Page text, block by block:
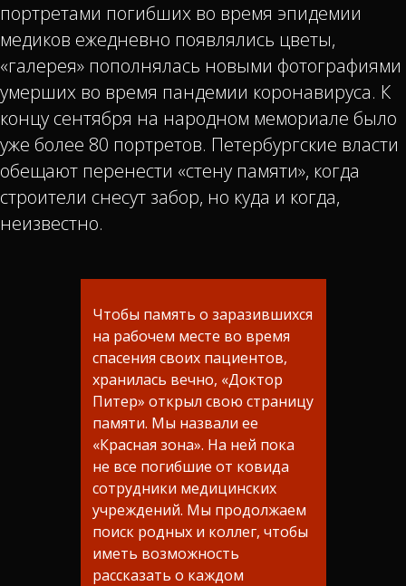
портретами погибших во время эпидемии
медиков ежедневно появлялись цветы,
«галерея» пополнялась новыми фотографиями
умерших во время пандемии коронавируса. К
концу сентября на народном мемориале было
уже более 80 портретов. Петербургские власти
обещают перенести «стену памяти», когда
строители снесут забор, но куда и когда,
неизвестно.
Чтобы память о заразившихся
на рабочем месте во время
спасения своих пациентов,
хранилась вечно, «Доктор
Питер» открыл свою страницу
памяти. Мы назвали ее
«Красная зона». На ней пока
не все погибшие от ковида
сотрудники медицинских
учреждений. Мы продолжаем
поиск родных и коллег, чтобы
иметь возможность
рассказать о каждом